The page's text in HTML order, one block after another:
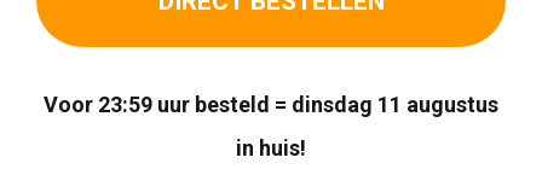
Voor 23:59 uur besteld = dinsdag 11 augustus
in huis!